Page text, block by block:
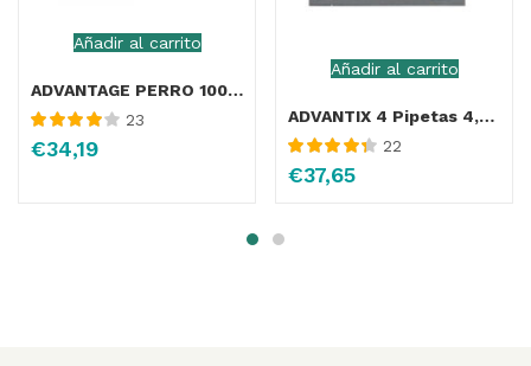
Añadir al carrito
ADVANTAGE PERRO 100MG 4-10KG 4PIP
Valorado
con 4.00
23
€34,19
Añadir al carrito
ADVANTIX 4 Pipetas 4,0ML (+25KG)
Valorado con
4.43de 5
22
€37,65